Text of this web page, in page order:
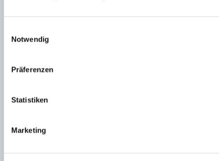
Notwendig
Präferenzen
Statistiken
Marketing